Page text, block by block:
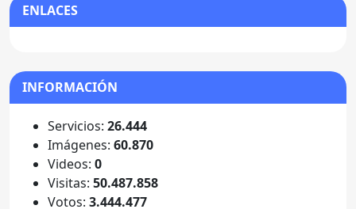
ENLACES
INFORMACIÓN
Servicios: 26.444
Imágenes: 60.870
Videos: 0
Visitas: 50.487.858
Votos: 3.444.477